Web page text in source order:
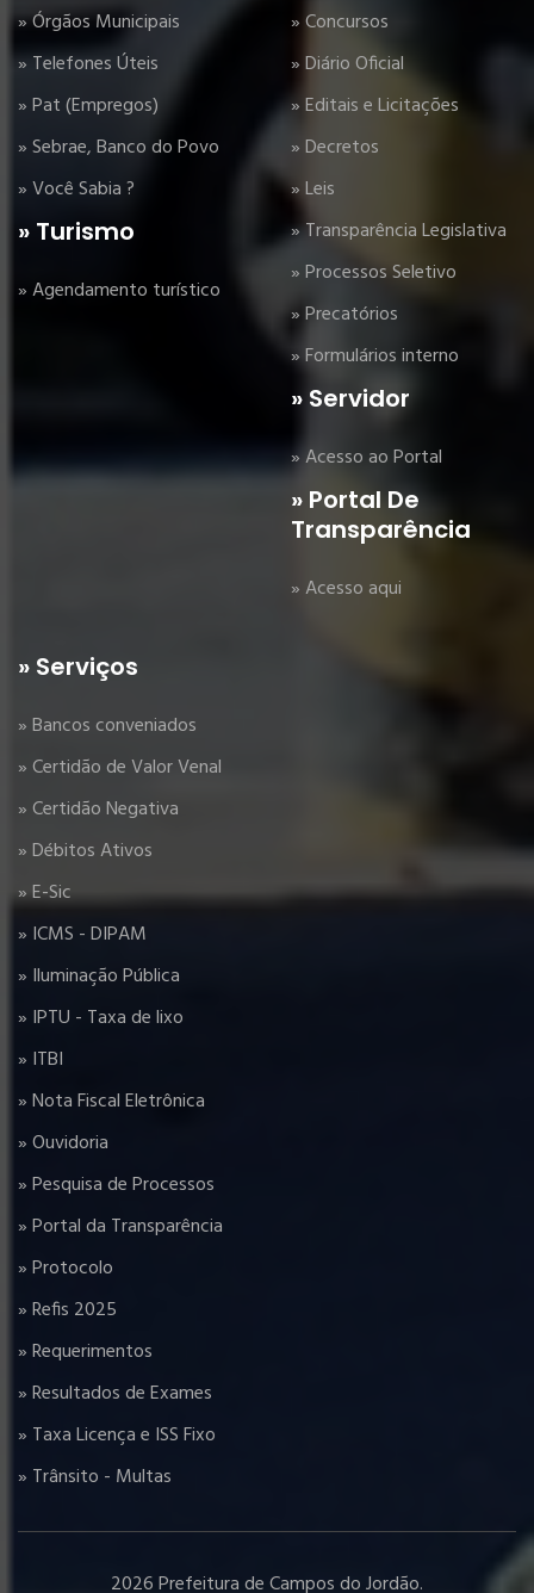
» Órgãos Municipais
» Telefones Úteis
» Pat (Empregos)
» Sebrae, Banco do Povo
» Você Sabia ?
» Turismo
» Agendamento turístico
» Concursos
» Diário Oficial
» Editais e Licitações
» Decretos
» Leis
» Transparência Legislativa
» Processos Seletivo
» Precatórios
» Formulários interno
» Servidor
» Acesso ao Portal
» Portal De
Transparência
» Acesso aqui
» Serviços
» Bancos conveniados
» Certidão de Valor Venal
» Certidão Negativa
» Débitos Ativos
» E-Sic
» ICMS - DIPAM
» Iluminação Pública
» IPTU - Taxa de lixo
» ITBI
» Nota Fiscal Eletrônica
» Ouvidoria
» Pesquisa de Processos
» Portal da Transparência
» Protocolo
» Refis 2025
» Requerimentos
» Resultados de Exames
» Taxa Licença e ISS Fixo
» Trânsito - Multas
2026 Prefeitura de Campos do Jordão.